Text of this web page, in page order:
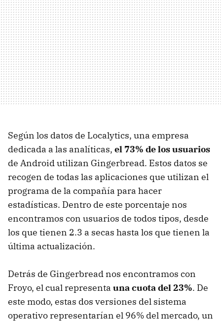
Según los datos de Localytics, una empresa
dedicada a las analíticas, el 73% de los usuarios
de Android utilizan Gingerbread. Estos datos se
recogen de todas las aplicaciones que utilizan el
programa de la compañía para hacer
estadísticas. Dentro de este porcentaje nos
encontramos con usuarios de todos tipos, desde
los que tienen 2.3 a secas hasta los que tienen la
última actualización.
Detrás de Gingerbread nos encontramos con
Froyo, el cual representa una cuota del 23%. De
este modo, estas dos versiones del sistema
operativo representarían el 96% del mercado, un